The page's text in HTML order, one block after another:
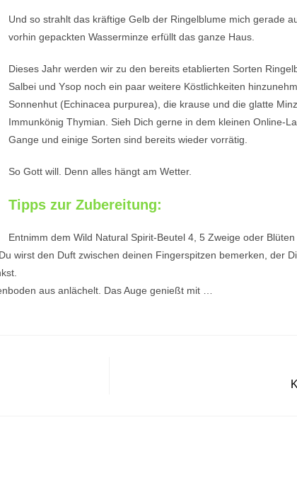
Und so strahlt das kräftige Gelb der Ringelblume mich gerade
vorhin gepackten Wasserminze erfüllt das ganze Haus.
Dieses Jahr werden wir zu den bereits etablierten Sorten
Salbei und Ysop noch ein paar weitere Köstlichkeiten
Sonnenhut (Echinacea purpurea), die krause und die glatte
Immunkönig Thymian. Sieh Dich gerne in dem kleinen Online-
Gange und einige Sorten sind bereits wieder vorrätig.
So Gott will. Denn alles hängt am Wetter.
Tipps zur Zubereitung:
Entnimm dem Wild Natural Spirit-Beutel 4, 5 Zweige oder
wirst den Duft zwischen deinen Fingerspitzen bemerken, der
aus anlächelt. Das Auge genießt mit …